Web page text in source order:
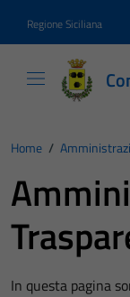
Regione Siciliana
Home /
In questa pagina